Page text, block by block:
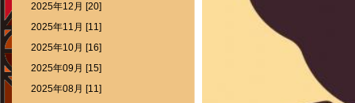
2025年12月 [20]
2025年11月 [11]
2025年10月 [16]
2025年09月 [15]
2025年08月 [11]